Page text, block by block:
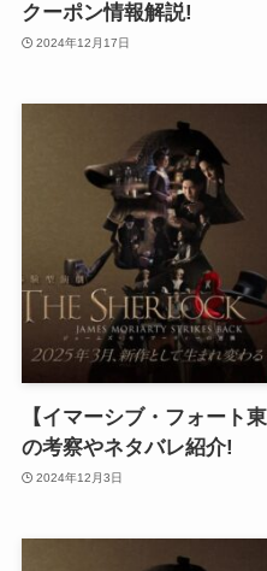
クーポン情報解説!
2024年12月17日
【イマーシブ・フォート
の考察やネタバレ紹介!
2024年12月3日